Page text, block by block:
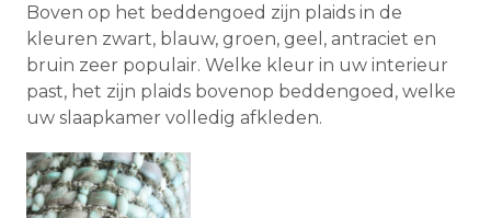
Boven op het beddengoed zijn plaids in de
kleuren zwart, blauw, groen, geel, antraciet en
bruin zeer populair. Welke kleur in uw interieur
past, het zijn plaids bovenop beddengoed, welke
uw slaapkamer volledig afkleden.